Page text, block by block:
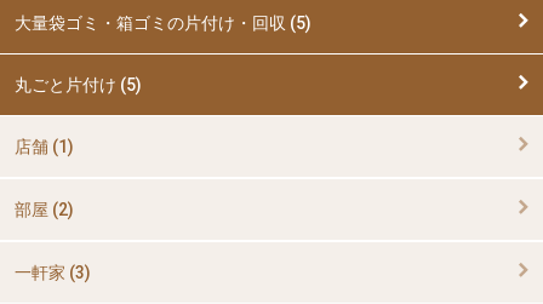
大量袋ゴミ・箱ゴミの片付け・回収 (5)
丸ごと片付け (5)
店舗 (1)
部屋 (2)
一軒家 (3)